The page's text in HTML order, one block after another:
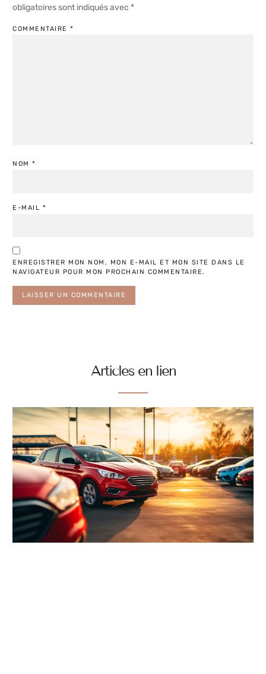
obligatoires sont indiqués avec *
COMMENTAIRE *
NOM *
E-MAIL *
ENREGISTRER MON NOM, MON E-MAIL ET MON SITE DANS LE
NAVIGATEUR POUR MON PROCHAIN COMMENTAIRE.
Articles en lien